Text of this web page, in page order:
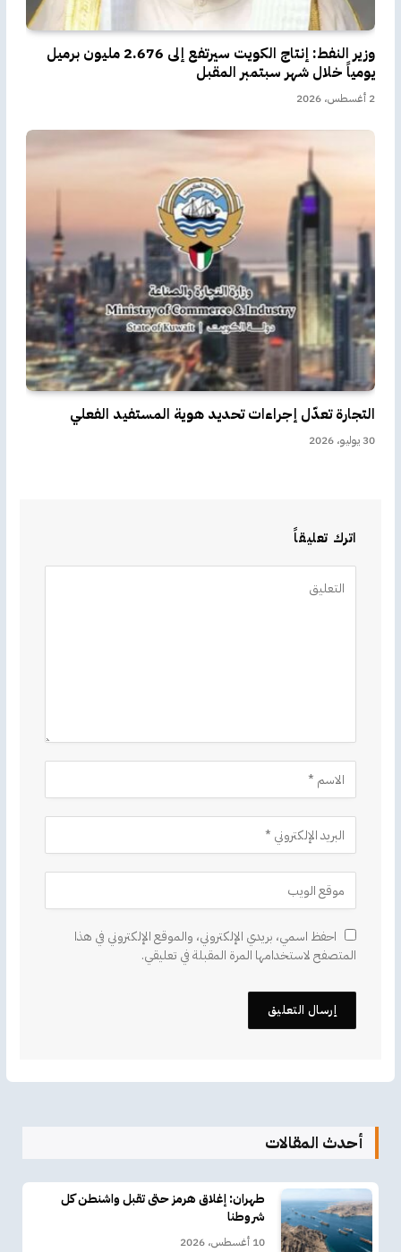
وزير النفط: إنتاج الكويت سيرتفع إلى 2.676 مليون برميل
يومياً خلال شهر سبتمبر المقبل
2 أغسطس، 2026
التجارة تعدّل إجراءات تحديد هوية المستفيد الفعلي
30 يوليو، 2026
اترك تعليقاً
احفظ اسمي، بريدي الإلكتروني، والموقع الإلكتروني في هذا
المتصفح لاستخدامها المرة المقبلة في تعليقي.
أحدث المقالات
طهران: إغلاق هرمز حتى تقبل واشنطن كل
شروطنا
10 أغسطس، 2026